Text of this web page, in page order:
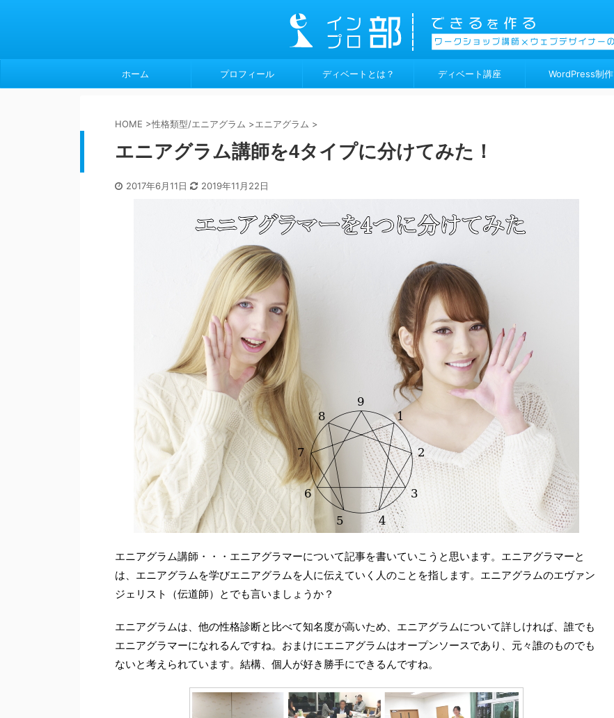
ホーム プロフィール ディベートとは？ ディベート講座 WordPress制作
HOME >性格類型/エニアグラム >エニアグラム >
エニアグラム講師を4タイプに分けてみた！
2017年6月11日 2019年11月22日
エニアグラム講師・・・エニアグラマーについて記事を書いていこうと思います。エニアグラマーと
は、エニアグラムを学びエニアグラムを人に伝えていく人のことを指します。エニアグラムのエヴァン
ジェリスト（伝道師）とでも言いましょうか？
エニアグラムは、他の性格診断と比べて知名度が高いため、エニアグラムについて詳しければ、誰でも
エニアグラマーになれるんですね。おまけにエニアグラムはオープンソースであり、元々誰のものでも
ないと考えられています。結構、個人が好き勝手にできるんですね。